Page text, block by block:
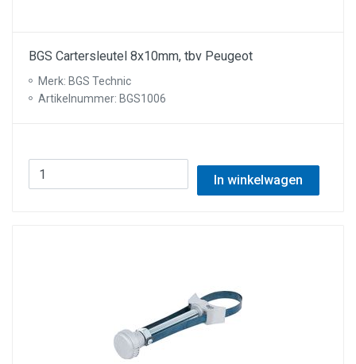
BGS Cartersleutel 8x10mm, tbv Peugeot
Merk: BGS Technic
Artikelnummer: BGS1006
In winkelwagen